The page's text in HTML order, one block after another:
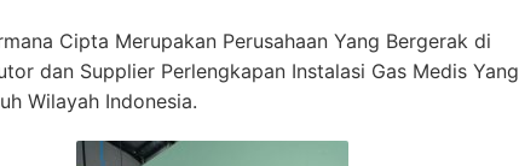
Cipta Merupakan Perusahaan Yang Bergerak di
dan Supplier Perlengkapan Instalasi Gas Medis Yang
Wilayah Indonesia.